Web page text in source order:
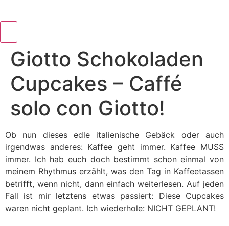
Giotto Schokoladen
Cupcakes – Caffé
solo con Giotto!
Ob nun dieses edle italienische Gebäck oder auch
irgendwas anderes: Kaffee geht immer. Kaffee MUSS
immer. Ich hab euch doch bestimmt schon einmal von
meinem Rhythmus erzählt, was den Tag in Kaffeetassen
betrifft, wenn nicht, dann einfach weiterlesen. Auf jeden
Fall ist mir letztens etwas passiert: Diese Cupcakes
waren nicht geplant. Ich wiederhole: NICHT GEPLANT!